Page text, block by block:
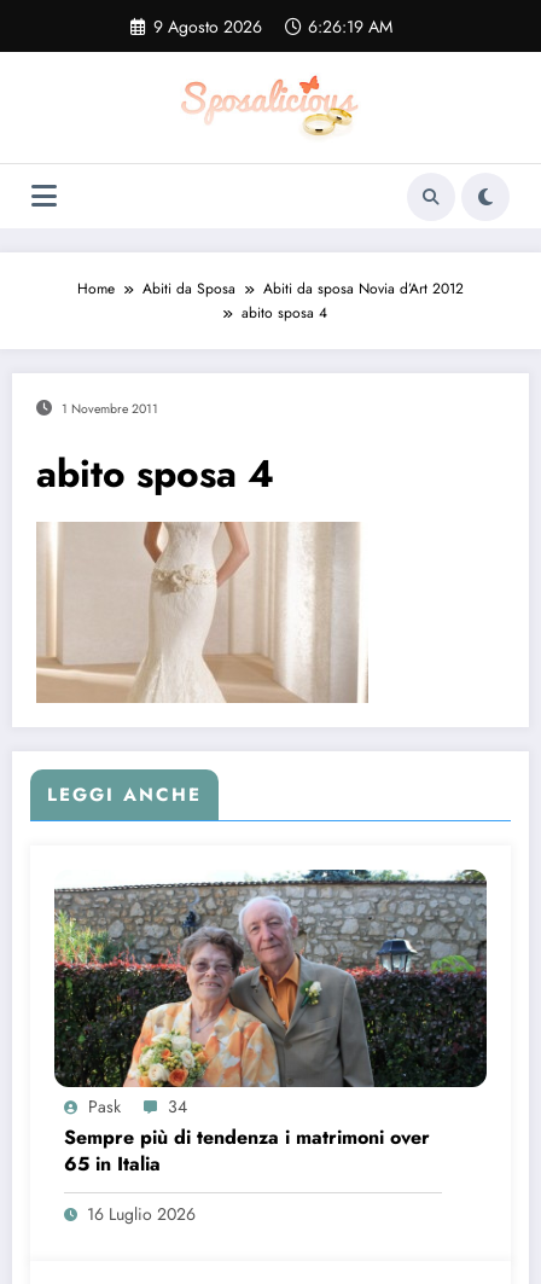
contenuto
9 Agosto 2026 6:26:20 AM
Home Abiti da Sposa
Abiti da sposa Novia d’Art 2012
abito sposa 4
1 Novembre 2011
abito sposa 4
LEGGI ANCHE
Pask 34
Sempre più di tendenza i matrimoni over
65 in Italia
16 Luglio 2026